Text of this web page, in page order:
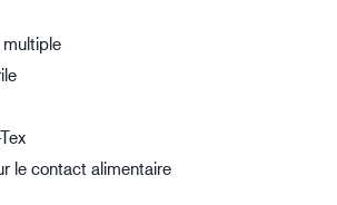
le contact alimentaire